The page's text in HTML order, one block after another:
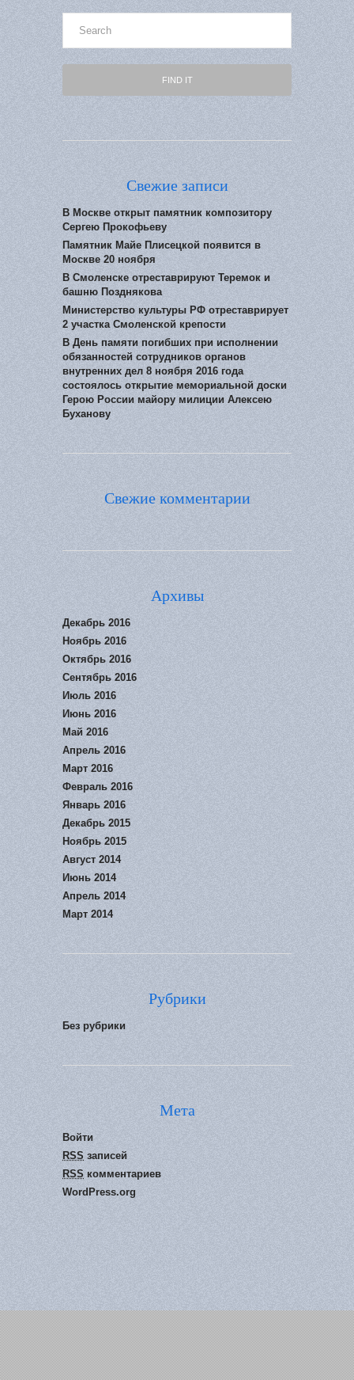
Свежие записи
В Москве открыт памятник композитору
Сергею Прокофьеву
Памятник Майе Плисецкой появится в
Москве 20 ноября
В Смоленске отреставрируют Теремок и
башню Позднякова
Министерство культуры РФ отреставрирует
2 участка Смоленской крепости
В День памяти погибших при исполнении
обязанностей сотрудников органов
внутренних дел 8 ноября 2016 года
состоялось открытие мемориальной доски
Герою России майору милиции Алексею
Буханову
Свежие комментарии
Архивы
Декабрь 2016
Ноябрь 2016
Октябрь 2016
Сентябрь 2016
Июль 2016
Июнь 2016
Май 2016
Апрель 2016
Март 2016
Февраль 2016
Январь 2016
Декабрь 2015
Ноябрь 2015
Август 2014
Июнь 2014
Апрель 2014
Март 2014
Рубрики
Без рубрики
Мета
Войти
RSS записей
RSS комментариев
WordPress.org